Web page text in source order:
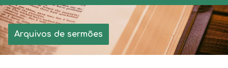
Arquivos de sermões